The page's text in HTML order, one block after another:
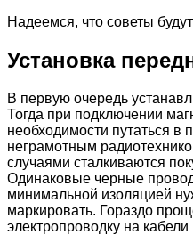
Надеемся, что советы
Установка
В первую очередь
Тогда при подключении
необходимости путаться в
неграмотным
случаями сталкиваются
Одинаковые черные
минимальной изоляцией
маркировать. Гораздо
электропроводку на